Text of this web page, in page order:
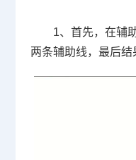
1、首先，在辅
两条辅助线，最后结